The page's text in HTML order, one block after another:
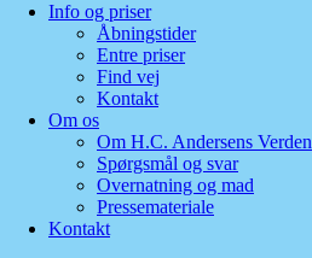
Info og priser
Åbningstider
Entre priser
Find vej
Kontakt
Om os
Om H.C. Andersens Verden
Spørgsmål og svar
Overnatning og mad
Pressemateriale
Kontakt